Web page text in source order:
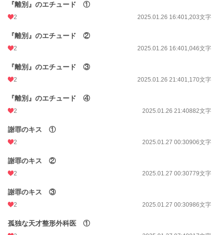
24h.ポイント 0 pt
初回完結日時
週間ポイント 35 pt (53,125 位)
月間ポイント
年間ポイント 2,721 pt (59,796 位)
累計ポイント
『離別』のエチュード ①
2 2025.01.26 16:401,203文字
『離別』のエチュード ②
2 2025.01.26 16:401,046文字
『離別』のエチュード ③
2 2025.01.26 21:401,170文字
『離別』のエチュード ④
2 2025.01.26 21:40882文字
謝罪のキス ①
2 2025.01.27 00:30906文字
謝罪のキス ②
2 2025.01.27 00:30779文字
謝罪のキス ③
2 2025.01.27 00:30986文字
孤独な天才整形外科医 ①